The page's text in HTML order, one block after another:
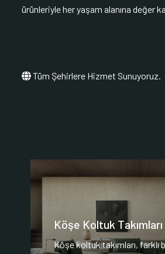
ürünleriyle her yaşam alanına değer
Tüm Şehirlere Hizmet Sunuyoruz.
Köşe Koltuk Takımları
Köşe koltuk takımları, farklı